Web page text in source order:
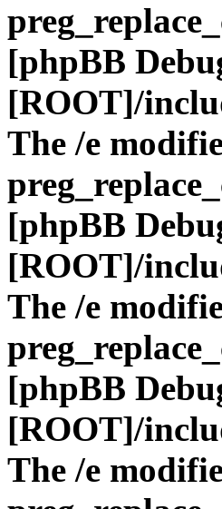
[phpBB
[ROOT]/
The /e
[phpBB
[ROOT]/
The /e
[phpBB
[ROOT]/
The /e